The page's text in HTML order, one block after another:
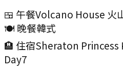
🍱 午餐Volcano House 火
🍽️ 晚餐韓式
🏨 住宿Sheraton Princess
Day7